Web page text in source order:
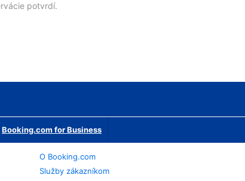
potvrdí.
Booking.com for Business
O Booking.com
Služby zákazníkom